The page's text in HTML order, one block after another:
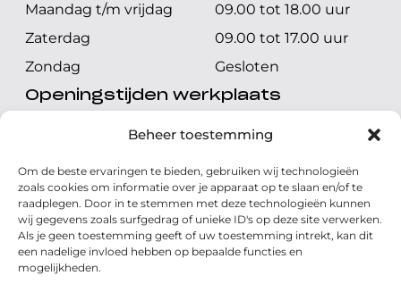
Beheer toestemming
Om de beste ervaringen te bieden, gebruiken wij technologieën
zoals cookies om informatie over je apparaat op te slaan en/of te
raadplegen. Door in te stemmen met deze technologieën kunnen
wij gegevens zoals surfgedrag of unieke ID's op deze site verwerken.
Als je geen toestemming geeft of uw toestemming intrekt, kan dit
een nadelige invloed hebben op bepaalde functies en
mogelijkheden.
Maandag t/m vrijdag
09.00 tot 18.00 uur
Zaterdag
09.00 tot 17.00 uur
Zondag
Gesloten
Openingstijden werkplaats
Maandag t/m vrijdag
08.00 tot 17.00 uur
Zondag
Gesloten
Volg ons